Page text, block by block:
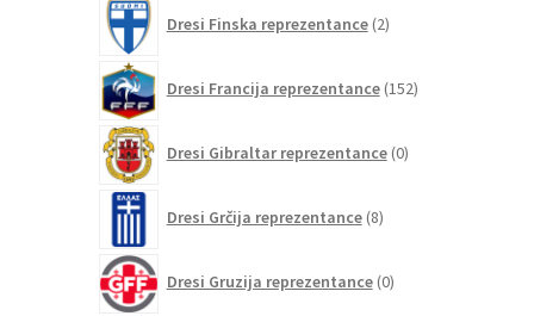
Dresi Finska reprezentance 2izdelka
Dresi Francija reprezentance 152izdelkov
Dresi Gibraltar reprezentance 0izdelkov
Dresi Grčija reprezentance 8izdelkov
Dresi Gruzija reprezentance 0izdelkov